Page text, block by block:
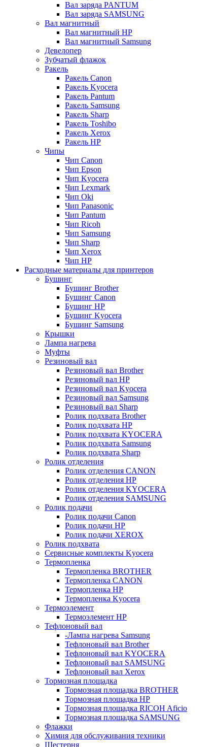
Вал заряда PANTUM
Вал заряда SAMSUNG
Вал магнитный
Вал магнитный HP
Вал магнитный Samsung
Девелопер
Зубчатый флажок
Ракель
Ракель Canon
Ракель Kyocera
Ракель Pantum
Ракель Samsung
Ракель Sharp
Ракель Toshibo
Ракель Xerox
Ракель НР
Чипы
Чип Canon
Чип Epson
Чип Kyocera
Чип Lexmark
Чип Oki
Чип Panasonic
Чип Pantum
Чип Ricoh
Чип Samsung
Чип Sharp
Чип Xerox
Чип НР
Расходные материалы для принтеров
Бушинг
Бушинг Brother
Бушинг Canon
Бушинг HP
Бушинг Kyocera
Бушинг Samsung
Крышки
Лампа нагрева
Муфты
Резиновый вал
Резиновый вал Brother
Резиновый вал HP
Резиновый вал Kyocera
Резиновый вал Samsung
Резиновый вал Sharp
Ролик подхвата Brother
Ролик подхвата HP
Ролик подхвата KYOCERA
Ролик подхвата Samsung
Ролик подхвата Sharp
Ролик отделения
Ролик отделения CANON
Ролик отделения HP
Ролик отделения KYOCERA
Ролик отделения SAMSUNG
Ролик подачи
Ролик подачи Canon
Ролик подачи HP
Ролик подачи XEROX
Ролик подхвата
Сервисные комплекты Kyocera
Термопленка
Термопленка BROTHER
Термопленка CANON
Термопленка HP
Термопленка Kyocera
Термоэлемент
Термоэлемент НР
Тефлоновый вал
-Лампа нагрева Samsung
Тефлоновый вал Brother
Тефлоновый вал KYOCERA
Тефлоновый вал SAMSUNG
Тефлоновый вал Xerox
Тормозная площадка
Тормозная площадка BROTHER
Тормозная площадка HP
Тормозная площадка RICOH Aficio
Тормозная площадка SAMSUNG
Флажки
Химия для обслуживания техники
Шестерня